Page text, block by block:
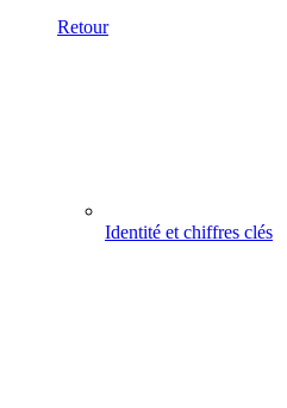
Retour
Identité et chiffres clés